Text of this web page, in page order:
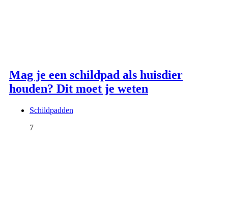
Mag je een schildpad als huisdier
houden? Dit moet je weten
Schildpadden
7